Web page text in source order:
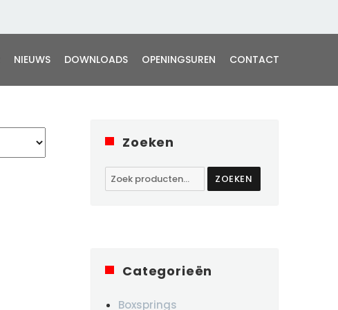
NIEUWS DOWNLOADS OPENINGSUREN CONTACT
Zoeken
Zoeken
naar:
ZOEKEN
Categorieën
Boxsprings